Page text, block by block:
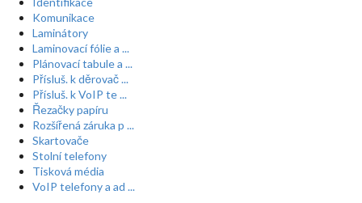
Komunikace
Laminátory
Laminovací fólie a ...
Plánovací tabule a ...
Přísluš. k děrovač ...
Přísluš. k VoIP te ...
Řezačky papíru
Rozšířená záruka p ...
Skartovače
Stolní telefony
Tisková média
VoIP telefony a ad ...